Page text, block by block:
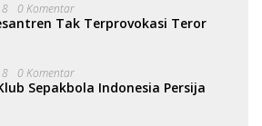
0 Komentar
Tak Terprovokasi Teror
0 Komentar
Sepakbola Indonesia Persija